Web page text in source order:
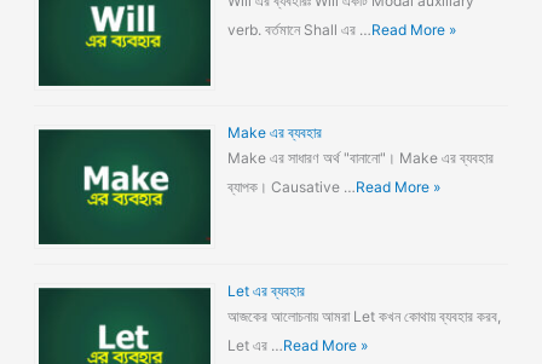
verb. বর্তমানে Shall এর …Read More »
Make এর ব্যবহার
Make এর সাধারণ অর্থ "বানানো"। Make এর ব্যবহার
ব্যাপক। Causative …Read More »
Let এর ব্যবহার
আজকের আলোচনায় আমরা Let কখন কোথায় ব্যবহার করব,
Let এর …Read More »